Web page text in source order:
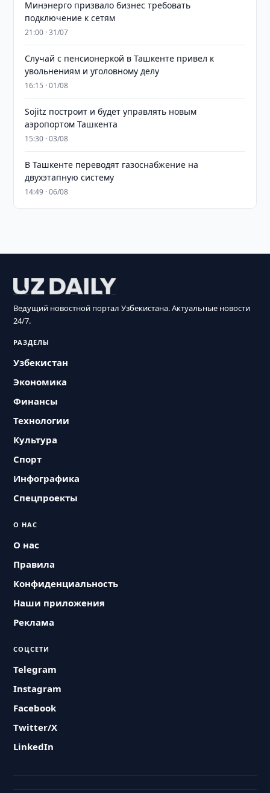
Минэнерго призвало бизнес требовать
подключение к сетям
21:00 · 31/07
Случай с пенсионеркой в Ташкенте привел к
увольнениям и уголовному делу
16:15 · 01/08
Sojitz построит и будет управлять новым
аэропортом Ташкента
15:30 · 03/08
В Ташкенте переводят газоснабжение на
двухэтапную систему
14:49 · 06/08
Ведущий новостной портал Узбекистана. Актуальные новости
24/7.
РАЗДЕЛЫ
Узбекистан
Экономика
Финансы
Технологии
Культура
Спорт
Инфографика
Спецпроекты
О НАС
О нас
Правила
Конфиденциальность
Наши приложения
Реклама
СОЦСЕТИ
Telegram
Instagram
Facebook
Twitter/X
LinkedIn